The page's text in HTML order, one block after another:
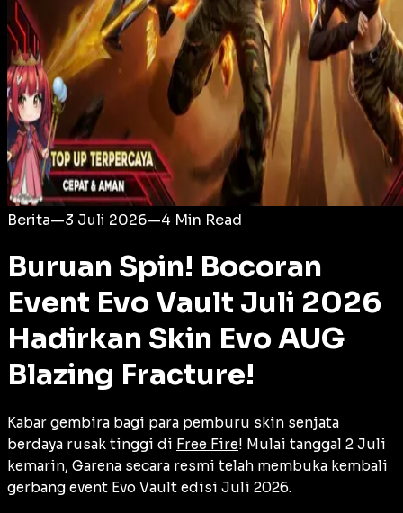
Berita—3 Juli 2026—4 Min Read
Buruan Spin! Bocoran
Event Evo Vault Juli 2026
Hadirkan Skin Evo AUG
Blazing Fracture!
Kabar gembira bagi para pemburu skin senjata
berdaya rusak tinggi di Free Fire! Mulai tanggal 2 Juli
kemarin, Garena secara resmi telah membuka kembali
gerbang event Evo Vault edisi Juli 2026.